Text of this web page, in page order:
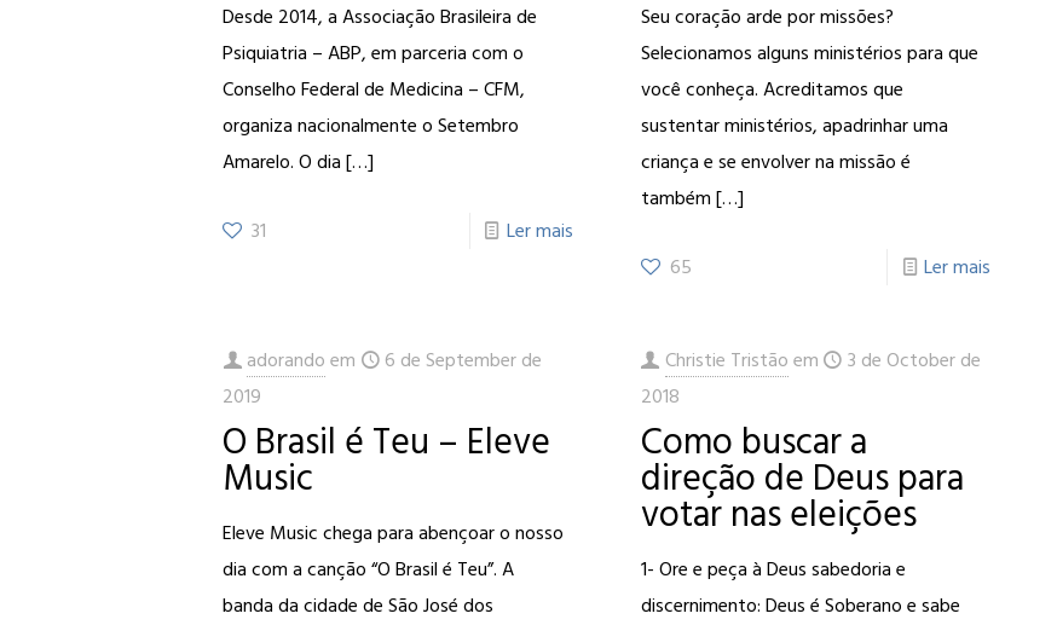
Desde 2014, a Associação Brasileira de
Psiquiatria – ABP, em parceria com o
Conselho Federal de Medicina – CFM,
organiza nacionalmente o Setembro
Amarelo. O dia[…]
31 Ler mais
Seu coração arde por missões?
Selecionamos alguns ministérios para que
você conheça. Acreditamos que
sustentar ministérios, apadrinhar uma
criança e se envolver na missão é
também[…]
65 Ler mais
adorando em
6 de September de
2019
O Brasil é Teu – Eleve
Music
Eleve Music chega para abençoar o nosso
dia com a canção “O Brasil é Teu”. A
banda da cidade de São José dos
Christie Tristãoem
3 de October de
2018
Como buscar a
direção de Deus para
votar nas eleições
1- Ore e peça à Deus sabedoria e
discernimento: Deus é Soberano e sabe